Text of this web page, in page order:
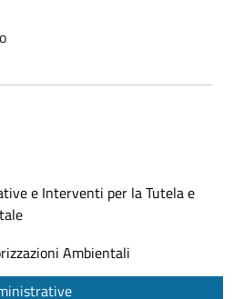
e Interventi per la Tutela e
Ambientali